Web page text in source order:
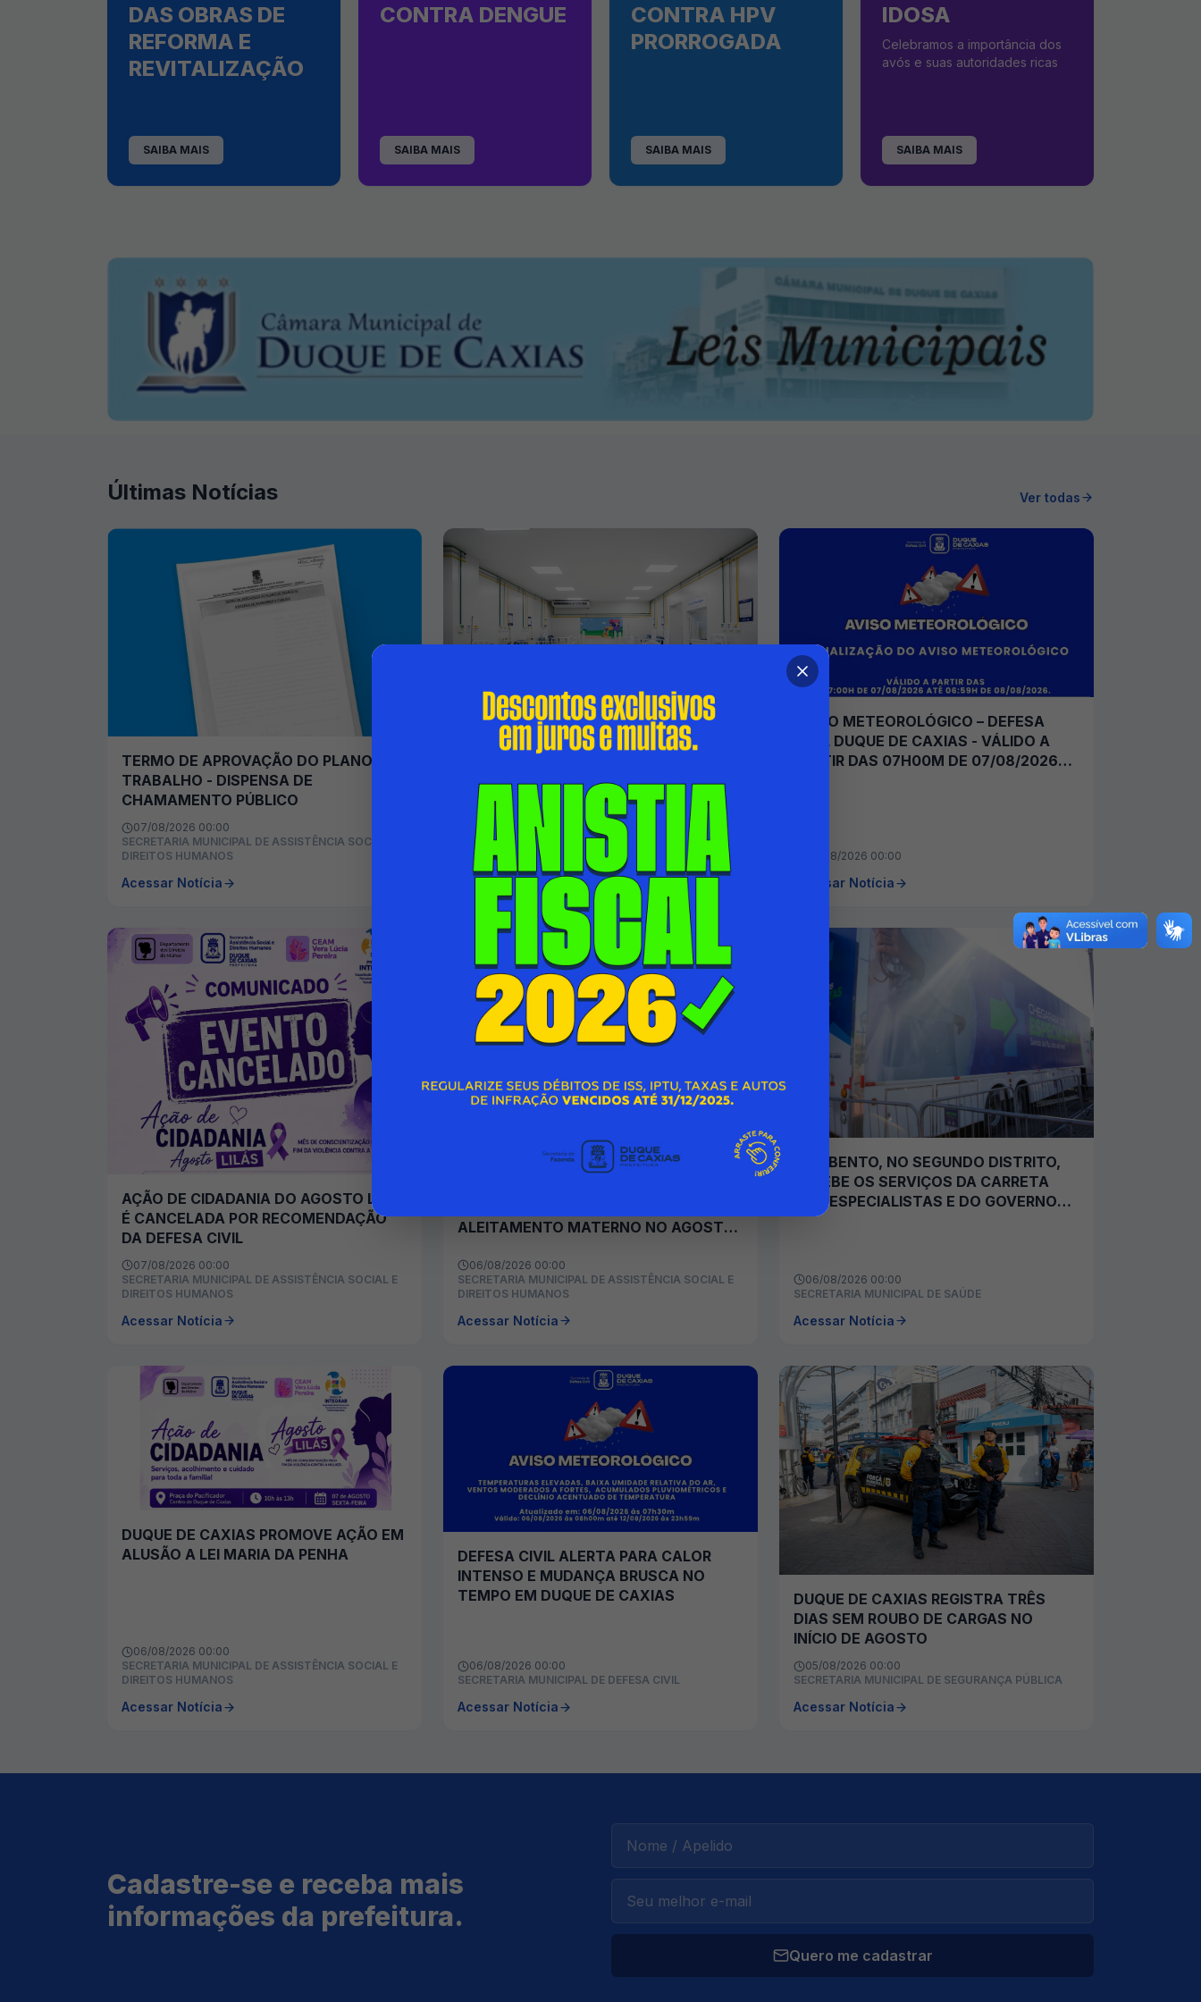
DAS OBRAS DE
REFORMA E
REVITALIZAÇÃO
SAIBA MAIS
CONTRA DENGUE
SAIBA MAIS
CONTRA HPV
PRORROGADA
SAIBA MAIS
IDOSA
Celebramos a importância dos
avós e suas autoridades ricas
SAIBA MAIS
Últimas Notícias Ver todas
TERMO DE APROVAÇÃO DO PLANO DE
TRABALHO - DISPENSA DE
CHAMAMENTO PÚBLICO
07/08/2026 00:00
SECRETARIA MUNICIPAL DE ASSISTÊNCIA SOCIAL E
DIREITOS HUMANOS
Acessar Notícia
SILVEIRA PASSA A CONTAR COM ÁREA
DO 1º ANDAR TOTALMENTE
REFORMADA
07/08/2026 00:00
Acessar Notícia
AVISO METEOROLÓGICO – DEFESA
CIVIL DUQUE DE CAXIAS - VÁLIDO A
PARTIR DAS 07H00M DE 07/08/2026
07/08/2026 00:00
Acessar Notícia
AÇÃO DE CIDADANIA DO AGOSTO LILÁS
É CANCELADA POR RECOMENDAÇÃO
DA DEFESA CIVIL
07/08/2026 00:00
SECRETARIA MUNICIPAL DE ASSISTÊNCIA SOCIAL E
DIREITOS HUMANOS
Acessar Notícia
ALEITAMENTO MATERNO NO AGOSTO
06/08/2026 00:00
SECRETARIA MUNICIPAL DE ASSISTÊNCIA SOCIAL E
DIREITOS HUMANOS
Acessar Notícia
SÃO BENTO, NO SEGUNDO DISTRITO,
RECEBE OS SERVIÇOS DA CARRETA
DOS ESPECIALISTAS E DO GOVERNO
NOS BAIRROS
06/08/2026 00:00
SECRETARIA MUNICIPAL DE SAÚDE
Acessar Notícia
DUQUE DE CAXIAS PROMOVE AÇÃO EM
ALUSÃO A LEI MARIA DA PENHA
06/08/2026 00:00
SECRETARIA MUNICIPAL DE ASSISTÊNCIA SOCIAL E
DIREITOS HUMANOS
Acessar Notícia
DEFESA CIVIL ALERTA PARA CALOR
INTENSO E MUDANÇA BRUSCA NO
TEMPO EM DUQUE DE CAXIAS
06/08/2026 00:00
SECRETARIA MUNICIPAL DE DEFESA CIVIL
Acessar Notícia
DUQUE DE CAXIAS REGISTRA TRÊS
DIAS SEM ROUBO DE CARGAS NO
INÍCIO DE AGOSTO
05/08/2026 00:00
SECRETARIA MUNICIPAL DE SEGURANÇA PÚBLICA
Acessar Notícia
Cadastre-se e receba mais
informações da prefeitura.
Quero me cadastrar